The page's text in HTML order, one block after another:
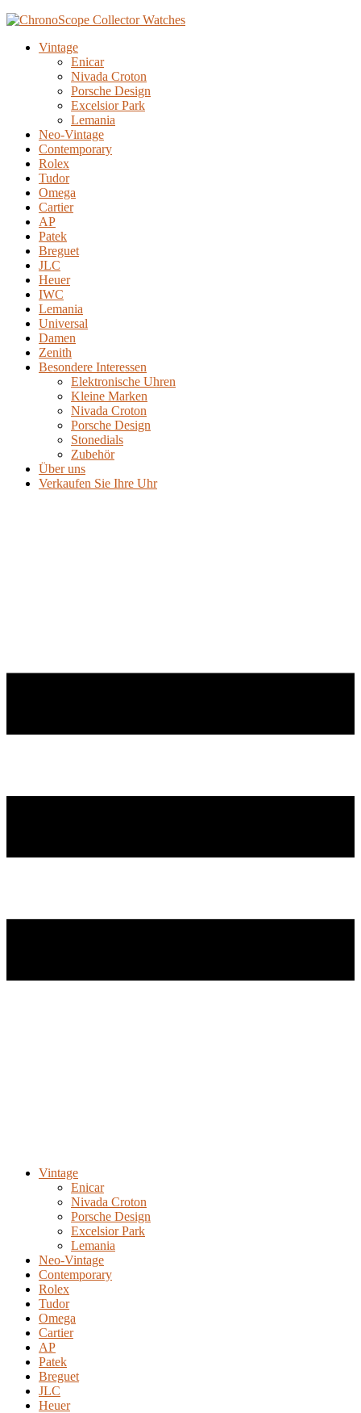
Vintage
Enicar
Nivada Croton
Porsche Design
Excelsior Park
Lemania
Neo-Vintage
Contemporary
Rolex
Tudor
Omega
Cartier
AP
Patek
Breguet
JLC
Heuer
IWC
Lemania
Universal
Damen
Zenith
Besondere Interessen
Elektronische Uhren
Kleine Marken
Nivada Croton
Porsche Design
Stonedials
Zubehör
Über uns
Verkaufen Sie Ihre Uhr
Vintage
Enicar
Nivada Croton
Porsche Design
Excelsior Park
Lemania
Neo-Vintage
Contemporary
Rolex
Tudor
Omega
Cartier
AP
Patek
Breguet
JLC
Heuer